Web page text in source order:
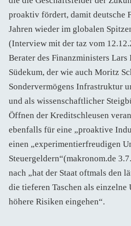
proaktiv fördert, damit deutsche
Jahren wieder im globalen
(Interview mit der taz vom
Berater des Finanzministers
Südekum, der wie auch Moritz
Sondervermögens Infrastruktur
und als wissenschaftlicher
Öffnen der Kreditschleusen
ebenfalls für eine „proaktive
einen „experimentierfreudigen
Steuergeldern“(makronom.de
nach „hat der Staat oftmals den
die tieferen Taschen als einzelne
höhere Risiken eingehen“.